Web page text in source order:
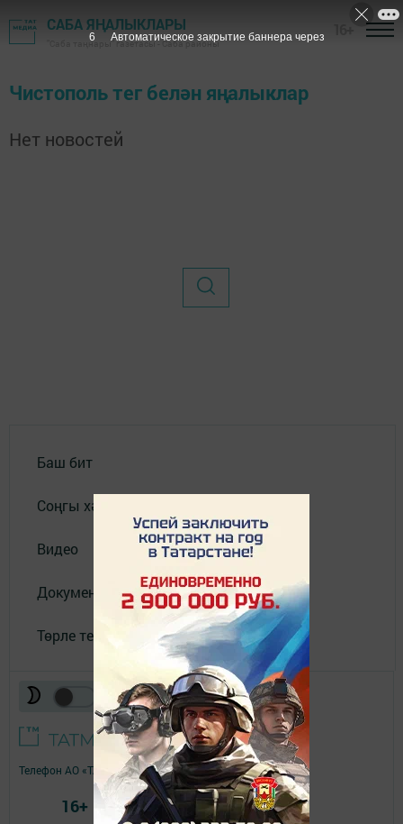
САБА ЯҢАЛЫКЛАРЫ
"Саба таңнары" газетасы - Саба районы
Чистополь тег белән яңалыклар
Нет новостей
Баш бит
Соңгы хәбәрләр
Видео
Документлар
Төрле темалар
Телефон АО «ТАТМЕДИА»:(843) 222 09 84
16+
6 Автоматическое закрытие баннера через